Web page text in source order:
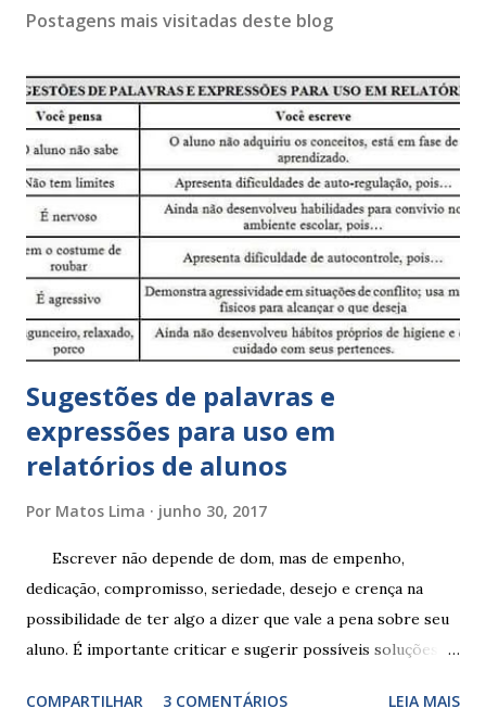
Postagens mais visitadas deste blog
Sugestões de palavras e
expressões para uso em
relatórios de alunos
Por Matos Lima junho 30, 2017
Escrever não depende de dom, mas de empenho,
dedicação, compromisso, seriedade, desejo e crença na
possibilidade de ter algo a dizer que vale a pena sobre seu
aluno. É importante criticar e sugerir possíveis soluções.
exercitação. E encontrar a melhor maneira de expressar o
COMPARTILHAR 3 COMENTÁRIOS LEIA MAIS